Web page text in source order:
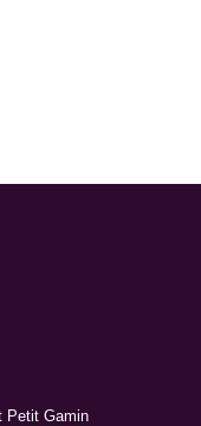
Petit Gamin